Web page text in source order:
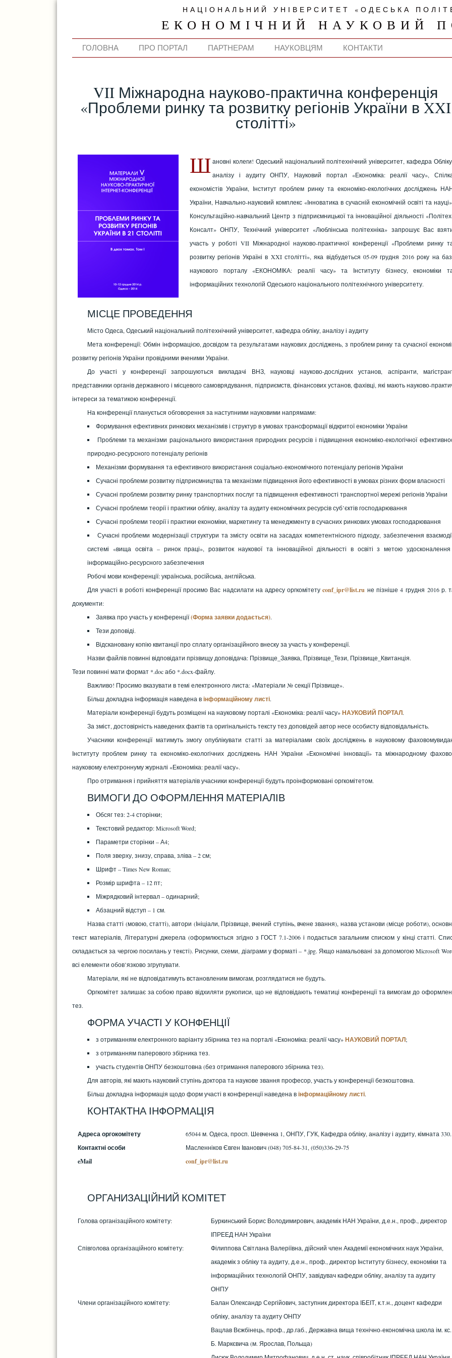
НАЦІОНАЛЬНИЙ УНІВЕРСИТЕТ «ОДЕСЬКА
ЕКОНОМІЧНИЙ НАУКОВИЙ
ГОЛОВНА ПРО ПОРТАЛ ПАРТНЕРАМ НАУКОВЦЯМ КОНТАКТИ
VII Міжнародна науково-практична конференція
«Проблеми ринку та розвитку регіонів України в XXI
столітті»
Шановні колеги! Одеський національний політехнічний університет, кафедра
аналізу і аудиту ОНПУ, Науковий портал «Економіка: реалії часу»,
економістів України, Інститут проблем ринку та економіко-екологічних досліджень
України, Навчально-науковий комплекс «Інноватика в сучасній економічній освіті та
Консультаційно-навчальний Центр з підприємницької та інноваційної діяльності
Консалт» ОНПУ, Технічний університет «Люблінська політехніка» запрошує Вас
участь у роботі VII Міжнародної науково-практичної конференції «Проблеми ринку
розвитку регіонів Україні в XXI столітті», яка відбудеться 05-09 грудня 2016 року на
наукового порталу «ЕКОНОМІКА: реалії часу» та Інституту бізнесу, економіки
інформаційних технологій Одеського національного політехнічного університету.
МІСЦЕ ПРОВЕДЕННЯ
Місто Одеса, Одеський національний політехнічний університет, кафедра обліку, аналізу і аудиту
Мета конференції: Обмін інформацією, досвідом та результатами наукових досліджень, з проблем ринку та сучасної
розвитку регіонів України провідними вченими України.
До участі у конференції запрошуються викладачі ВНЗ, науковці науково-дослідних установ, аспіранти,
представники органів державного і місцевого самоврядування, підприємств, фінансових установ, фахівці, які мають науково-
інтереси за тематикою конференції.
На конференції планується обговорення за наступними науковими напрямами:
Формування ефективних ринкових механізмів і структур в умовах трансформації відкритої економіки України
Проблеми та механізми раціонального використання природних ресурсів і підвищення економіко-екологічної
природно-ресурсного потенціалу регіонів
Механізми формування та ефективного використання соціально-економічного потенціалу регіонів України
Сучасні проблеми розвитку підприємництва та механізми підвищення його ефективності в умовах різних форм власності
Сучасні проблеми розвитку ринку транспортних послуг та підвищення ефективності транспортної мережі регіонів України
Сучасні проблеми теорії і практики обліку, аналізу та аудиту економічних ресурсів суб’єктів господарювання
Сучасні проблеми теорії і практики економіки, маркетингу та менеджменту в сучасних ринкових умовах господарювання
Сучасні проблеми модернізації структури та змісту освіти на засадах компетентнісного підходу, забезпечення
системі «вища освіта – ринок праці», розвиток наукової та інноваційної діяльності в освіті з метою удосконалення
інформаційно-ресурсного забезпечення
Робочі мови конференції: українська, російська, англійська.
Для участі в роботі конференції просимо Вас надсилати на адресу оргкомітетуconf_ipr@list.ru не пізніше 4 грудня 2016 р.
документи:
Заявка про участь у конференції(Форма заявки додається).
Тези доповіді.
Відскановану копію квитанції про сплату організаційного внеску за участь у конференції.
Назви файлів повинні відповідати прізвищу доповідача: Прізвище_Заявка, Прізвище_Тези, Прізвище_Квитанція.
Тези повинні мати формат *.doc або *.docx-файлу.
Важливо! Просимо вказувати в темі електронного листа: «Матеріали № секції Прізвище».
Більш докладна інформація наведена вінформаційному листі.
Матеріали конференції будуть розміщені на науковому порталі «Економіка: реалії часу»НАУКОВИЙ ПОРТАЛ.
За зміст, достовірність наведених фактів та оригінальність тексту тез доповідей автор несе особисту відповідальність.
Учасники конференції матимуть змогу опублікувати статті за матеріалами своїх досліджень в науковому
Інституту проблем ринку та економіко-екологічних досліджень НАН України «Економічні інновації» та міжнародному
науковому електроннуму журналі «Економіка: реалії часу».
Про отримання і прийняття матеріалів учасники конференції будуть проінформовані оргкомітетом.
ВИМОГИ ДО ОФОРМЛЕННЯ МАТЕРІАЛІВ
Обсяг тез: 2-4 сторінки;
Текстовий редактор: Microsoft Word;
Параметри сторінки – А4;
Поля зверху, знизу, справа, зліва – 2 см;
Шрифт – Times New Roman;
Розмір шрифта – 12 пт;
Міжрядковий інтервал – одинарний;
Абзацний відступ – 1 см.
Назва статті (мовою, статті), автори (Ініціали, Прізвище, вчений ступінь, вчене звання), назва установи (місце роботи),
текст матеріалів, Літературні джерела (оформлюється згідно з ГОСТ 7.1-2006 і подається загальним списком у кінці статті.
складається за чергою посилань у тексті). Рисунки, схеми, діаграми у форматі – *.jpg. Якщо намальовані за допомогою Microsoft
всі елементи обов’язково згрупувати.
Матеріали, які не відповідатимуть встановленим вимогам, розглядатися не будуть.
Оргкомітет залишає за собою право відхиляти рукописи, що не відповідають тематиці конференції та вимогам до
тез.
ФОРМА УЧАСТІ У КОНФЕНЦІЇ
з отриманням електронного варіанту збірника тез на порталі «Економіка: реалії часу»НАУКОВИЙ ПОРТАЛ;
з отриманням паперового збірника тез.
участь студентів ОНПУ безкоштовна (без отримання паперового збірника тез).
Для авторів, які мають науковий ступінь доктора та наукове звання професор, участь у конференції безкоштовна.
Більш докладна інформація щодо форм участі в конференції наведена вінформаційному листі.
КОНТАКТНА ІНФОРМАЦІЯ
Адреса оргокомітету 65044 м. Одеса, просп. Шевченка 1, ОНПУ, ГУК, Кафедра обліку, аналізу і аудиту, кімната 330.
Контактні особи Масленніков Євген Іванович (048) 705-84-31, (050)336-29-75
eMail conf_ipr@list.ru
ОРГАНИЗАЦІЙНИЙ КОМІТЕТ
Голова організаційного комітету: Буркинський Борис Володимирович, академік НАН України, д.е.н., проф., директор
ІПРЕЕД НАН України
Співголова організаційного комітету:
Філиппова Світлана Валеріївна, дійсний член Академії економічних наук України,
академік з обліку та аудиту, д.е.н., проф., директор Інституту бізнесу, економіки та
інформаційних технологій ОНПУ, завідувач кафедри обліку, аналізу та аудиту
ОНПУ
Члени організаційного комітету:
Балан Олександр Сергійович, заступник директора ІБЕІТ, к.т.н., доцент кафедри
обліку, аналізу та аудиту ОНПУ
Вацлав Вєжбінець, проф., др.габ., Державна вища технічно-економічна школа ім. кс.
Б. Маркєвича (м. Ярослав, Польща)